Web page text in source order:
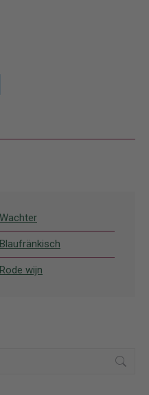
Wachter
Blaufränkisch
Rode wijn